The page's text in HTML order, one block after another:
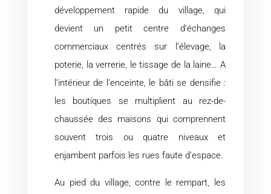
développement rapide du village, qui
devient un petit centre d’échanges
commerciaux centrés sur l’élevage, la
poterie, la verrerie, le tissage de la laine… A
l’intérieur de l’enceinte, le bâti se densifie :
les boutiques se multiplient au rez-de-
chaussée des maisons qui comprennent
souvent trois ou quatre niveaux et
enjambent parfois les rues faute d’espace.
Au pied du village, contre le rempart, les